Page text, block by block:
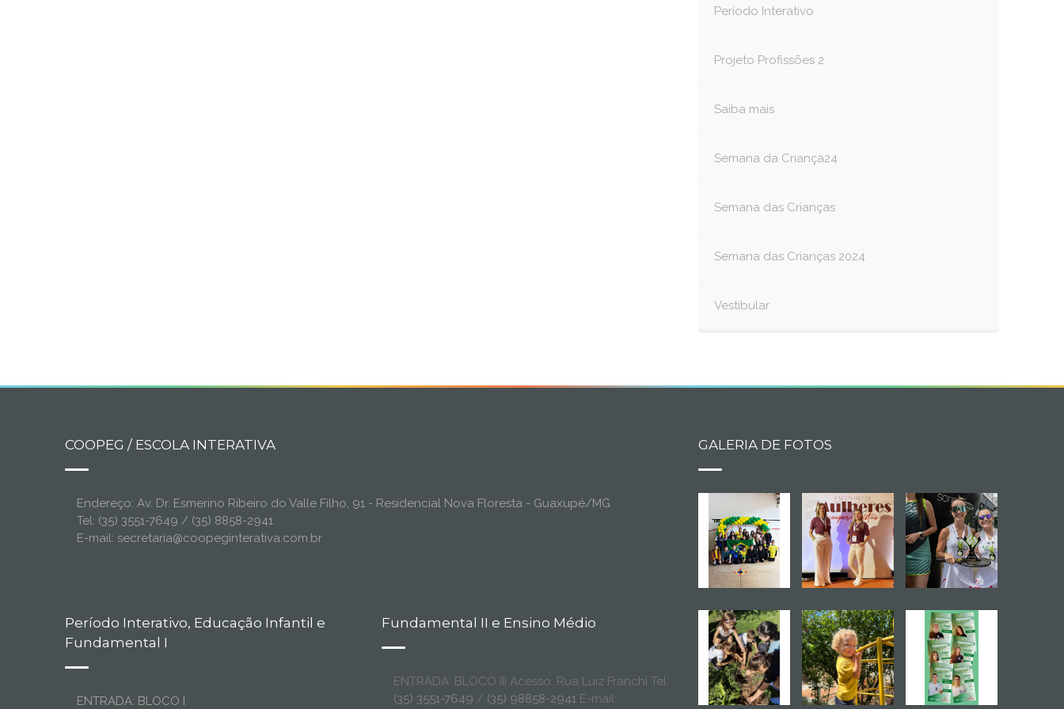
Período Interativo
Projeto Profissões 2
Saiba mais
Semana da Criança24
Semana das Crianças
Semana das Crianças 2024
Vestibular
COOPEG / ESCOLA INTERATIVA
Endereço: Av. Dr. Esmerino Ribeiro do Valle Filho, 91 - Residencial Nova Floresta - Guaxupé/MG
Tel: (35) 3551-7649 / (35) 8858-2941
E-mail: secretaria@coopeginterativa.com.br
Período Interativo, Educação Infantil e
Fundamental I
ENTRADA: BLOCO I
Fundamental II e Ensino Médio
ENTRADA: BLOCO III Acesso: Rua Luiz Franchi Tel:
(35) 3551-7649 / (35) 98858-2941E-mail:
GALERIA DE FOTOS